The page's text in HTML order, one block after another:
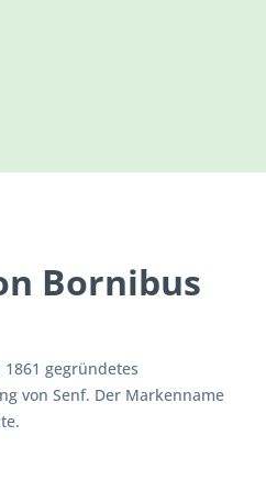
Bornibus
1861 gegründetes
von Senf. Der Markenname